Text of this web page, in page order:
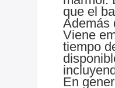
que el
Además
Viene
tiempo
En